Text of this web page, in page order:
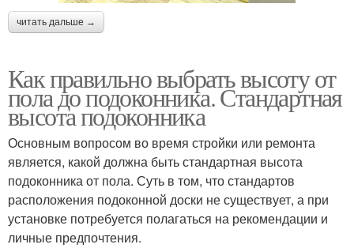
читать дальше →
Как правильно выбрать высоту от
пола до подоконника. Стандартная
высота подоконника
Основным вопросом во время стройки или ремонта
является, какой должна быть стандартная высота
подоконника от пола. Суть в том, что стандартов
расположения подоконной доски не существует, а при
установке потребуется полагаться на рекомендации и
личные предпочтения.